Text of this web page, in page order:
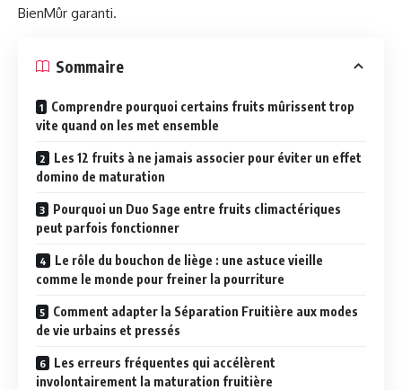
BienMûr garanti.
Sommaire
Comprendre pourquoi certains fruits mûrissent trop
vite quand on les met ensemble
Les 12 fruits à ne jamais associer pour éviter un effet
domino de maturation
Pourquoi un Duo Sage entre fruits climactériques
peut parfois fonctionner
Le rôle du bouchon de liège : une astuce vieille
comme le monde pour freiner la pourriture
Comment adapter la Séparation Fruitière aux modes
de vie urbains et pressés
Les erreurs fréquentes qui accélèrent
involontairement la maturation fruitière